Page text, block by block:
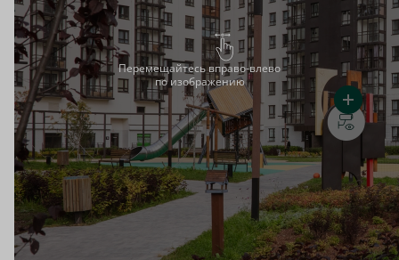
Перемещайтесь вправо-влево
по изображению